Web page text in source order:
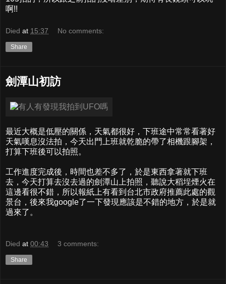
啊!!
Died at 15:37 No comments:
Share
劍潭山初訪
最近大概是低壓的關係，天氣都很好，下班途中常常看著好
天氣嘆息沒法拍，今天出門上班就乾脆的帶了相機跟腳架，
打算下班後可以拍照。
工作進度完成後，時間也差不多了，於是東西拿著就下班
去，今天打算去沒去過的劍潭山上拍照，聽說大稻埕煙火在
這邊看很不錯，所以報紙上有看到台北市政府推薦此處的觀
景台，後來我google了一下發現應該是不錯的地方，於是就
過來了。
Died at 00:43 3 comments:
Share